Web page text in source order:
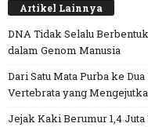
Artikel Lainnya
DNA Tidak Selalu
dalam Genom Manusia
Dari Satu Mata Purba ke
Vertebrata yang
Jejak Kaki Berumur 1,4